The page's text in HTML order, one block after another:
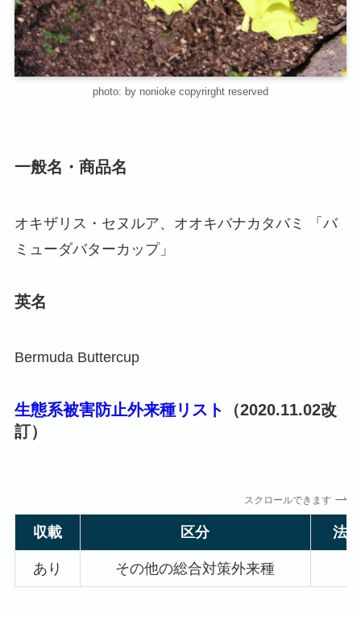
photo: by nonioke copyrirght reserved
一般名・商品名
オキザリス・セヌルア、オオキバナカタバミ 「バ
ミューダバターカップ」
英名
Bermuda Buttercup
生態系被害防止外来種リスト
（2020.11.02改
訂）
スクロールできます
収載 区分 法
あり その他の総合対策外来種